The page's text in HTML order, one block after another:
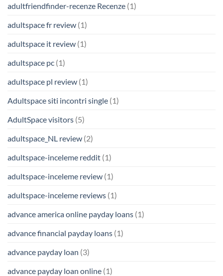
adultfriendfinder-recenze Recenze (1)
adultspace fr review (1)
adultspace it review (1)
adultspace pc (1)
adultspace pl review (1)
Adultspace siti incontri single (1)
AdultSpace visitors (5)
adultspace_NL review (2)
adultspace-inceleme reddit (1)
adultspace-inceleme review (1)
adultspace-inceleme reviews (1)
advance america online payday loans (1)
advance financial payday loans (1)
advance payday loan (3)
advance payday loan online (1)